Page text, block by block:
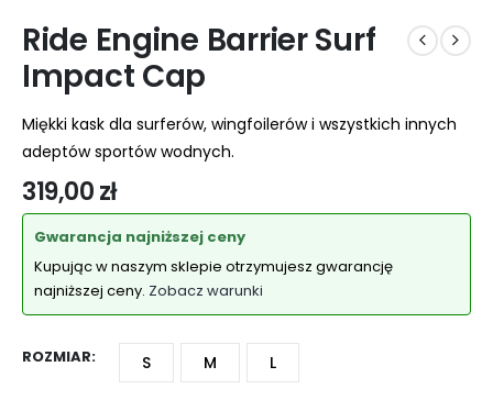
Ride Engine Barrier Surf
Impact Cap
Miękki kask dla surferów, wingfoilerów i wszystkich innych
adeptów sportów wodnych.
319,00zł
Gwarancja najniższej ceny
Kupując w naszym sklepie otrzymujesz gwarancję
najniższej ceny. Zobacz warunki
ROZMIAR S M L